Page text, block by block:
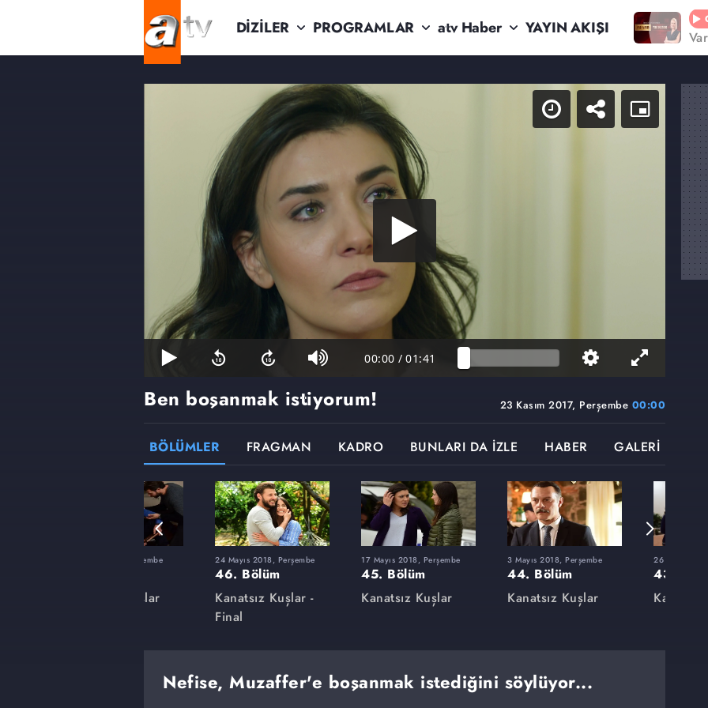
DİZİLER PROGRAMLAR atv Haber YAYIN AKIŞI
00:00 / 01:41
23 Kasım 2017, Perşembe 00:00
Ben boşanmak istiyorum!
BÖLÜMLER FRAGMAN KADRO BUNLARI DA İZLE HABER GALERİ
1 Şubat 2018, Perşembe
Kanatsız Kuşlar
24 Mayıs 2018, Perşembe
46. Bölüm
Kanatsız Kuşlar -
Final
17 Mayıs 2018, Perşembe
45. Bölüm
Kanatsız Kuşlar
3 Mayıs 2018, Perşembe
44. Bölüm
Kanatsız Kuşlar
26 Nisan
43. Bölüm
Kanatsız
Nefise, Muzaffer'e boşanmak istediğini söylüyor...